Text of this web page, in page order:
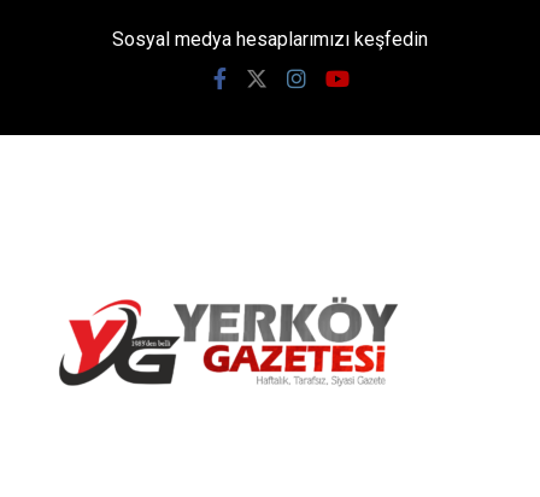
Sosyal medya hesaplarımızı keşfedin